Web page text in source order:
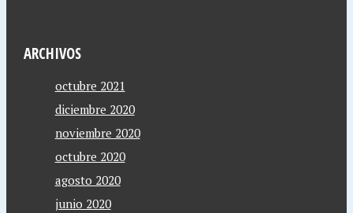
ARCHIVOS
octubre 2021
diciembre 2020
noviembre 2020
octubre 2020
agosto 2020
junio 2020